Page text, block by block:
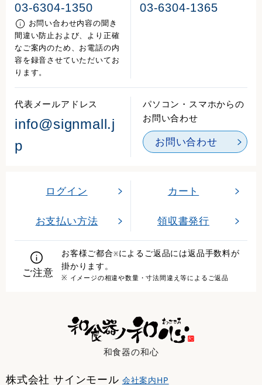
03-6304-1350
お問い合わせ内容の聞き
間違い防止および、より正確
なご案内のため、お電話の内
容を録音させていただいてお
ります。
03-6304-1365
代表メールアドレス
info@signmall.j
p
パソコン・スマホからの
お問い合わせ
お問い合わせ
ログイン カート
お支払い方法 領収書発行
ご注意
お客様ご都合※によるご返品には返品手数料が
掛かります。
※ イメージの相違や数量・寸法間違え等によるご返品
和食器の和心
株式会社 サインモール 会社案内HP